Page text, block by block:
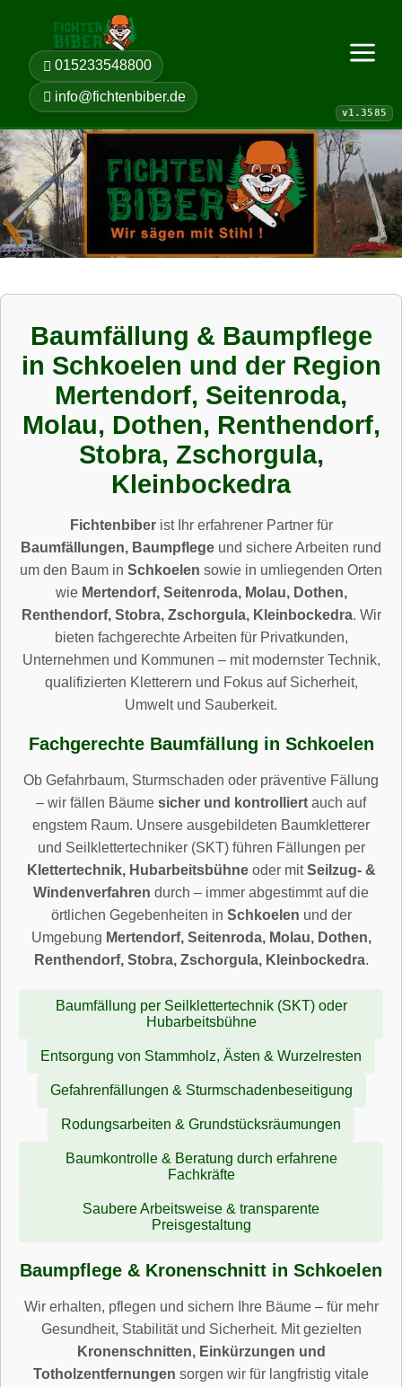
015233548800
info@fichtenbiber.de
Baumfällung & Baumpflege
in Schkoelen und der Region
Mertendorf, Seitenroda,
Molau, Dothen, Renthendorf,
Stobra, Zschorgula,
Kleinbockedra
Fichtenbiberist Ihr erfahrener Partner für
Baumfällungen, Baumpflege und sichere Arbeiten rund
um den Baum in Schkoelen sowie in umliegenden Orten
wie Mertendorf, Seitenroda, Molau, Dothen,
Renthendorf, Stobra, Zschorgula, Kleinbockedra. Wir
bieten fachgerechte Arbeiten für Privatkunden,
Unternehmen und Kommunen – mit modernster Technik,
qualifizierten Kletterern und Fokus auf Sicherheit,
Umwelt und Sauberkeit.
Fachgerechte Baumfällung in Schkoelen
Ob Gefahrbaum, Sturmschaden oder präventive Fällung
– wir fällen Bäume sicher und kontrolliert auch auf
engstem Raum. Unsere ausgebildeten Baumkletterer
und Seilklettertechniker (SKT) führen Fällungen per
Klettertechnik, Hubarbeitsbühneoder mitSeilzug- &
Windenverfahren durch – immer abgestimmt auf die
örtlichen Gegebenheiten in Schkoelen und der
Umgebung Mertendorf, Seitenroda, Molau, Dothen,
Renthendorf, Stobra, Zschorgula, Kleinbockedra.
Baumfällung per Seilklettertechnik (SKT) oder
Hubarbeitsbühne
Entsorgung von Stammholz, Ästen & Wurzelresten
Gefahrenfällungen & Sturmschadenbeseitigung
Rodungsarbeiten & Grundstücksräumungen
Baumkontrolle & Beratung durch erfahrene
Fachkräfte
Saubere Arbeitsweise & transparente
Preisgestaltung
Baumpflege & Kronenschnitt in Schkoelen
Wir erhalten, pflegen und sichern Ihre Bäume – für mehr
Gesundheit, Stabilität und Sicherheit. Mit gezielten
Kronenschnitten, Einkürzungen und
Totholzentfernungen sorgen wir für langfristig vitale